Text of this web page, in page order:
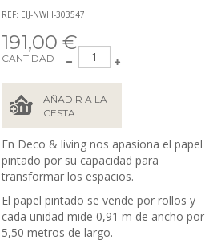
REF: EIJ-NWIII-303547
191,00 €
CANTIDAD
AÑADIR A LA
CESTA
En Deco & living nos apasiona el papel
pintado por su capacidad para
transformar los espacios.
El papel pintado se vende por rollos y
cada unidad mide 0,91 m de ancho por
5,50 metros de largo.